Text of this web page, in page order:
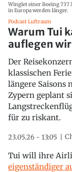
Winglet einer Boeing 737
in Europa werden länger.
Podcast Luftraum
Warum Tui
auflegen
Der
klassischen
längere Saisons
Zypern geplant
für zu riskant.
23.05.26 - 13:05
Tui will ihre
eigenständiger